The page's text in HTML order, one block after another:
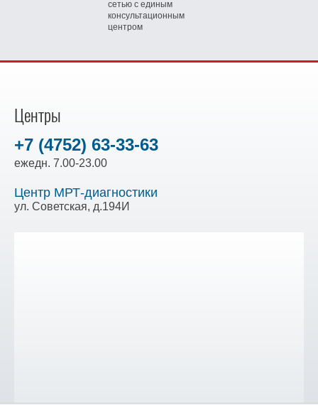
сетью с единым
консультационным
центром
Центры
+7 (4752) 63-33-63
ежедн. 7.00-23.00
Центр МРТ-диагностики
ул. Советская, д.194И